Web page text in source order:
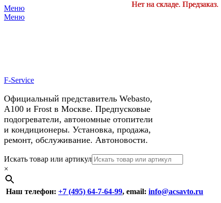
Меню
Меню
F-Service
Официальный представитель Webasto,
А100 и Frost в Москве. Предпусковые
подогреватели, автономные отопители
и кондиционеры. Установка, продажа,
ремонт, обслуживание. Автоновости.
Header
Right
Menu
Перейти
к
содержимому
Искать товар или артикул
×
Наш телефон: +7 (495) 64-7-64-99, email: info@acsavto.ru
Нет на складе. Предзаказ.
Нет на складе. Предзаказ.
Нет на складе. Предзаказ.
Нет на складе. Предзаказ.
Нет на складе. Предзаказ.
Нет на складе. Предзаказ.
У нас космические скидки на